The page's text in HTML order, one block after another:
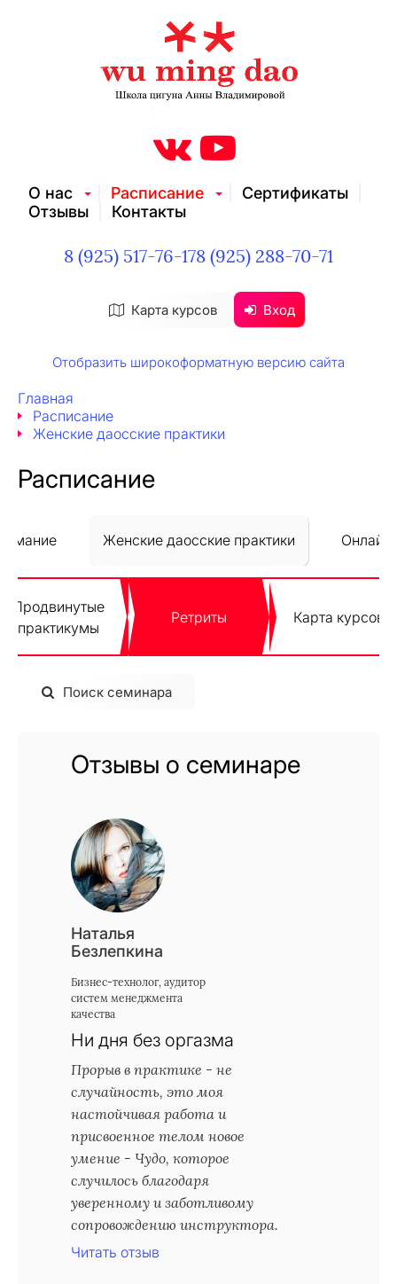
О нас Расписание
Сертификаты
Отзывы
Контакты
Карта курсов Вход
8 (925) 517-76-178 (925) 288-70-71
Отобразить широкоформатную версию сайта
Главная
Расписание
Женские даосские практики
Расписание
Женские даосские практики Онлайн
Продвинутые
практикумы
Ретриты Карта курсов
Поиск семинара
Отзывы о семинаре
Наталья
Безлепкина
Бизнес-технолог, аудитор
систем менеджмента
качества
Ни дня без оргазма
Прорыв в практике - не
случайность, это моя
настойчивая работа и
присвоенное телом новое
умение - Чудо, которое
случилось благодаря
уверенному и заботливому
сопровождению инструктора.
Читать отзыв